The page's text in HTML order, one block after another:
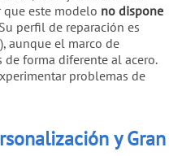
que este modelo no dispone
perfil de reparación es
aunque el marco de
forma diferente al acero.
problemas de
y Gran